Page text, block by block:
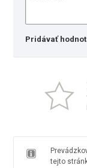
Pridávať
tejto